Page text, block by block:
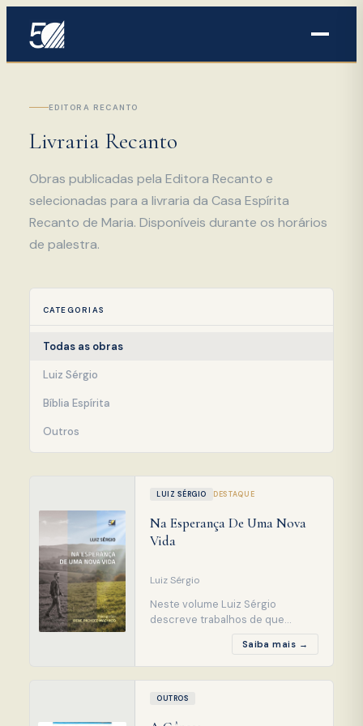
EDITORA RECANTO
Livraria Recanto
Obras publicadas pela Editora Recanto e
selecionadas para a livraria da Casa Espírita
Recanto de Maria. Disponíveis durante os horários
de palestra.
CATEGORIAS
Todas as obras
Luiz Sérgio
Bíblia Espírita
Outros
LUIZ SÉRGIO DESTAQUE
Na Esperança De Uma Nova
Vida
Luiz Sérgio
Neste volume Luiz Sérgio
descreve trabalhos de que
participa como aprendiz do Bem,
por mercê de seus mentores, em
zonas inferiores da
espiritualidade, onde a equipe
comparece para socorrer
Saiba mais →
OUTROS